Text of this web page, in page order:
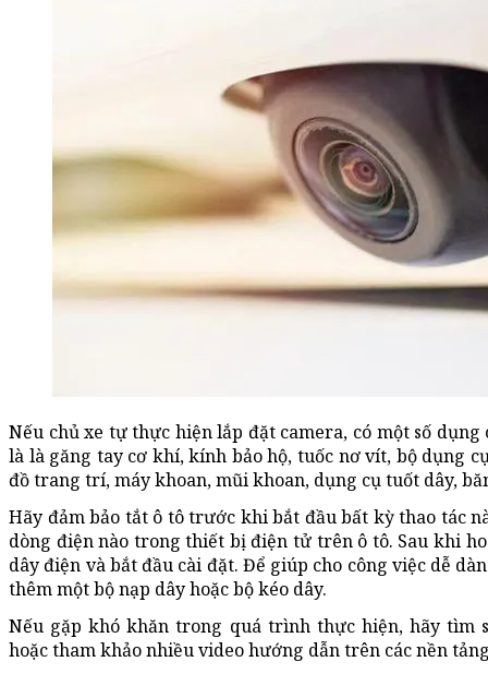
Nếu chủ xe tự thực hiện lắp đặt camera, có một số dụng
là là găng tay cơ khí, kính bảo hộ, tuốc nơ vít, bộ dụng
đồ trang trí, máy khoan, mũi khoan, dụng cụ tuốt dây,
Hãy đảm bảo tắt ô tô trước khi bắt đầu bất kỳ thao tác
dòng điện nào trong thiết bị điện tử trên ô tô. Sau khi
dây điện và bắt đầu cài đặt. Để giúp cho công việc dễ
thêm một bộ nạp dây hoặc bộ kéo dây.
Nếu gặp khó khăn trong quá trình thực hiện, hãy tìm
hoặc tham khảo nhiều video hướng dẫn trên các nền